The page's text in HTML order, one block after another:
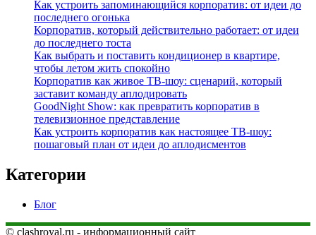
Как устроить запоминающийся корпоратив: от идеи до
последнего огонька
Корпоратив, который действительно работает: от идеи
до последнего тоста
Как выбрать и поставить кондиционер в квартире,
чтобы летом жить спокойно
Корпоратив как живое ТВ‑шоу: сценарий, который
заставит команду аплодировать
GoodNight Show: как превратить корпоратив в
телевизионное представление
Как устроить корпоратив как настоящее ТВ‑шоу:
пошаговый план от идеи до аплодисментов
Категории
Блог
© clashroyal.ru - информационный сайт